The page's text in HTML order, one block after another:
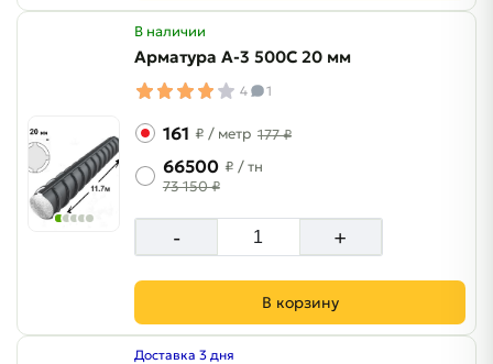
В наличии
Арматура A-3 500C 20 мм
4 1
161 ₽ / метр 177 ₽
66500 ₽ / тн
73 150 ₽
- +
В корзину
Доставка 3 дня